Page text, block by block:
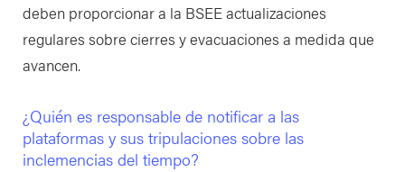
deben proporcionar a la BSEE actualizaciones
regulares sobre cierres y evacuaciones a medida que
avancen.
¿Quién es responsable de notificar a las
plataformas y sus tripulaciones sobre las
inclemencias del tiempo?